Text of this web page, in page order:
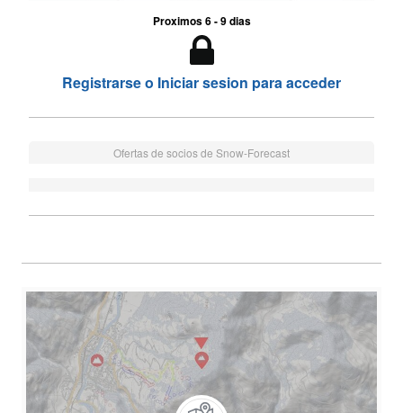
Proximos 6 - 9 dias
Registrarse o Iniciar sesion para acceder
Ofertas de socios de Snow-Forecast